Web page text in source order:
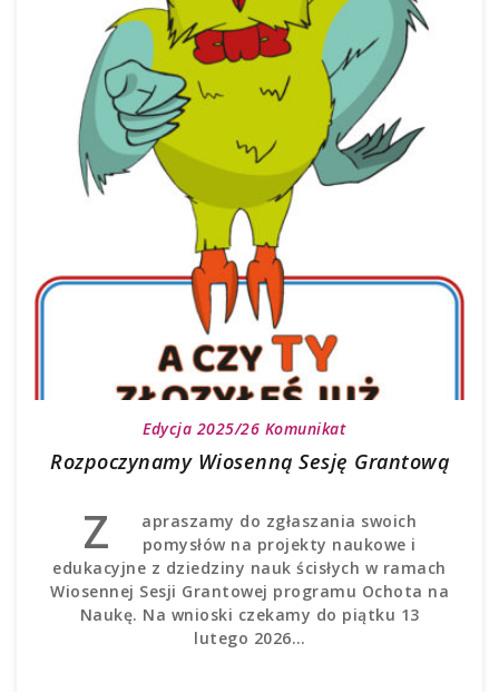
Edycja 2025/26 Komunikat
Rozpoczynamy Wiosenną Sesję Grantową
Z
apraszamy do zgłaszania swoich
pomysłów na projekty naukowe i
edukacyjne z dziedziny nauk ścisłych w ramach
Wiosennej Sesji Grantowej programu Ochota na
Naukę. Na wnioski czekamy do piątku 13
lutego 2026…